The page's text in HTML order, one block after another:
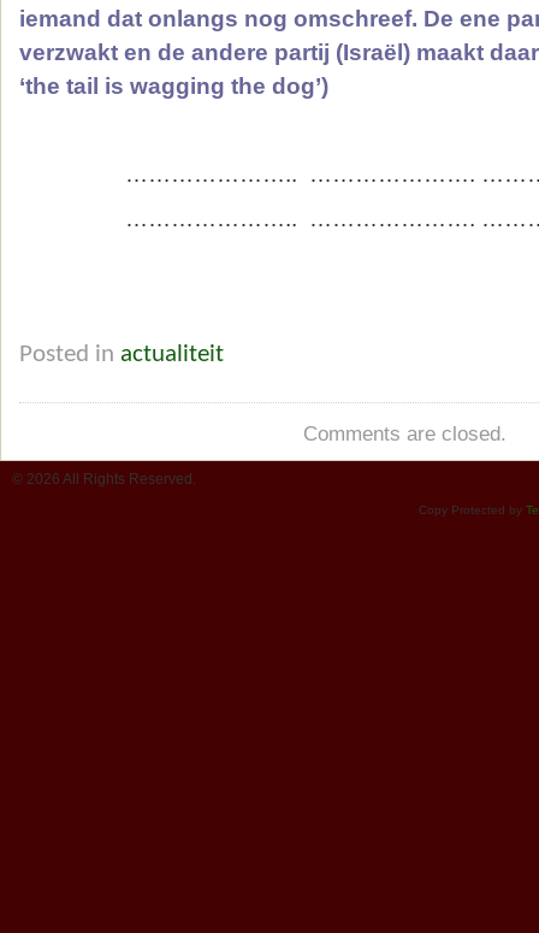
iemand dat onlangs nog omschreef. De ene
verzwakt en de andere partij (Israël) maakt
‘the tail is wagging the dog’)
………………….. ………………….
………………….. ………………….
Posted in actualiteit
Comments are closed.
© 2026 All Rights Reserved.
Copy Protected by